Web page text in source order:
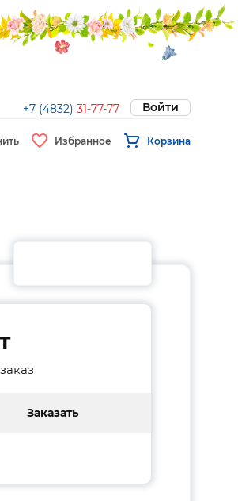
+7 (4832) 31-77-77 Войти
Избранное Корзина
Заказать